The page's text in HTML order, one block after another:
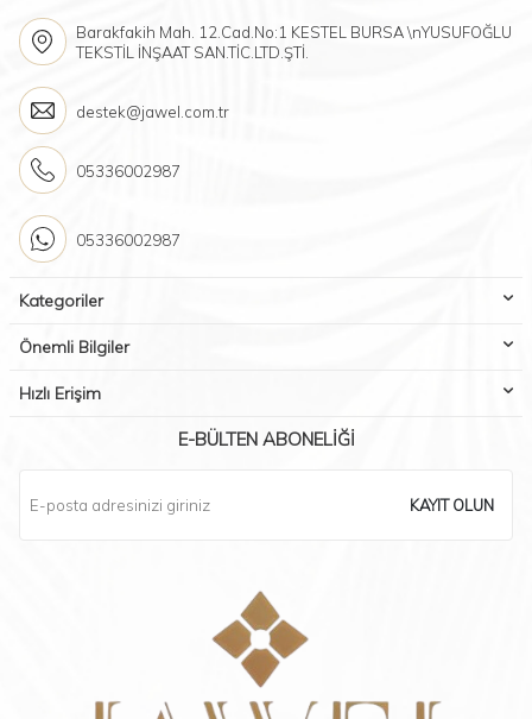
Barakfakih Mah. 12.Cad.No:1 KESTEL BURSA \nYUSUFOĞLU
TEKSTİL İNŞAAT SAN.TİC.LTD.ŞTİ.
destek@jawel.com.tr
05336002987
05336002987
Kategoriler
Önemli Bilgiler
Hızlı Erişim
E-BÜLTEN ABONELIĞI
KAYIT OLUN